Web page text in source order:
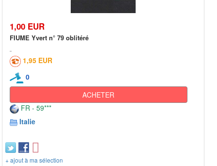
1,00 EUR
FIUME Yvert n° 79 oblitéré
1,95 EUR
0
ACHETER
FR - 59***
Italie
+ ajout à ma sélection